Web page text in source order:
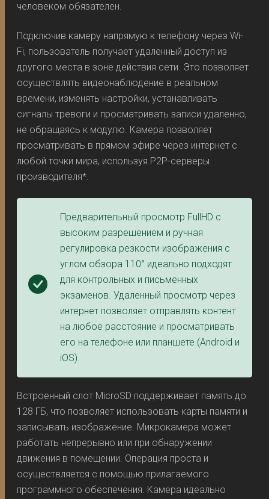
человеком обязателен.
Подключив камеру напрямую к телефону через Wi-
Fi, пользователь получает удаленный доступ из
другого места в зоне действия сети. Это позволяет
осуществлять видеонаблюдение в реальном
времени, изменять настройки, устанавливать
сигналы тревоги и просматривать записи удаленно,
не обращаясь к модулю. Камера позволяет
просматривать в прямом эфире через интернет с
любой точки мира, используя P2P-серверы
производителя*.
Предварительный просмотр FullHD с
высоким разрешением и ручная
регулировка резкости изображения с
углом обзора 110° идеально подходят
для контрольных и письменных
экзаменов. Удаленный просмотр через
интернет позволяет отправлять контент
на любое расстояние и просматривать
его на телефоне или планшете (Android и
iOS).
Встроенный слот MicroSD поддерживает память до
128 ГБ, что позволяет использовать карты памяти и
записывать изображение. Микрокамера может
работать непрерывно или при обнаружении
движения в помещении. Операция проста и
осуществляется с помощью прилагаемого
программного обеспечения. Камера идеально